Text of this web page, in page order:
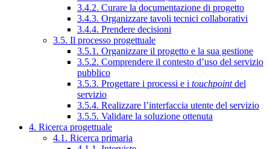
3.4.2. Curare la documentazione di progetto
3.4.3. Organizzare tavoli tecnici collaborativi
3.4.4. Prendere decisioni
3.5. Il processo progettuale
3.5.1. Organizzare il progetto e la sua gestione
3.5.2. Comprendere il contesto d’uso del servizio
pubblico
3.5.3. Progettare i processi e i touchpointdel
servizio
3.5.4. Realizzare l’interfaccia utente del servizio
3.5.5. Validare la soluzione ottenuta
4. Ricerca progettuale
4.1. Ricerca primaria